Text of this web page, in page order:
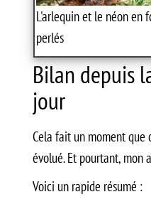
L'arlequin et le néon en
perlés
Bilan depuis
jour
Cela fait un moment que
évolué. Et pourtant, mon
Voici un rapide résumé :